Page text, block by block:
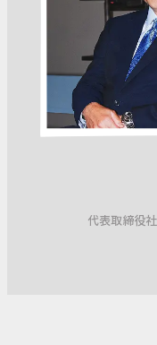
代表取締役